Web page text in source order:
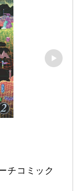
チコミック